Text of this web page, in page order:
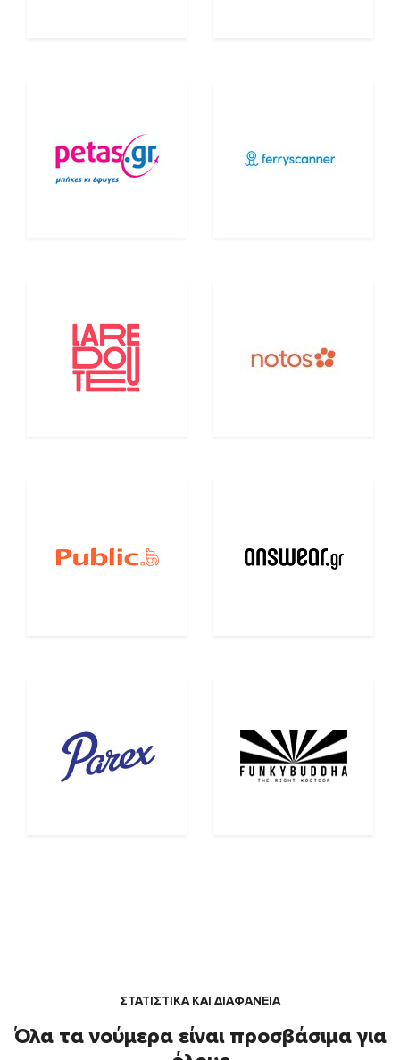
ΣΤΑΤΙΣΤΙΚΑ ΚΑΙ ΔΙΑΦΑΝΕΙΑ
Όλα τα νούμερα είναι προσβάσιμα για